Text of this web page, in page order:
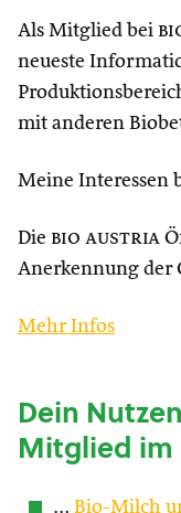
Als Mitglied bei
neueste
mit anderen
Meine Interessen
Die bio austria
Anerkennung der
Mehr Infos
Dein
Mitglied im
… Bio-Milch